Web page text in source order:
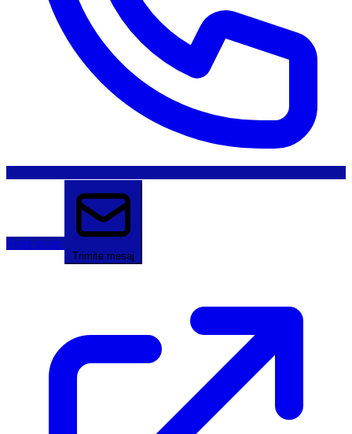
Sună acum
Trimite mesaj